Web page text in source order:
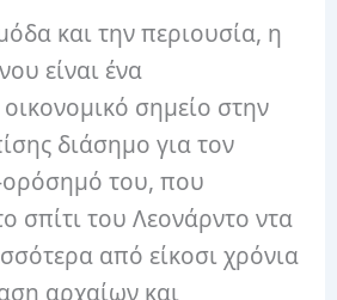
και την περιουσία, η
είναι ένα
σημείο στην
διάσημο για τον
ορόσημό του, που
σπίτι του Λεονάρντο ντα
από είκοσι χρόνια
αρχαίων και